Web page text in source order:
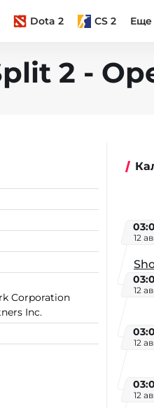
Dota 2 CS 2 Еще
2 -
Corporation
Inc.
12
12
12
12